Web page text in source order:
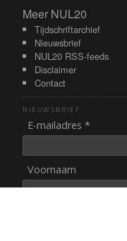
Meer NUL20
Meer NUL20
Tijdschriftarchief
Nieuwsbrief
NUL20 RSS-feeds
Disclaimer
Contact
NIEUWSBRIEF
E-mailadres *
Voornaam